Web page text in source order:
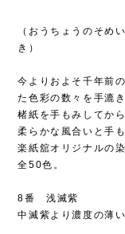
（おうちょうのそ
き）
今よりおよそ千年前
た色彩の数々を手漉
楮紙を手もみしてか
柔らかな風合いと手
楽紙舘オリジナルの染
全50色。
8番 浅滅紫
中滅紫より濃度の薄